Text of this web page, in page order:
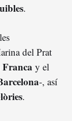
.
del Prat
y el
-, así
.